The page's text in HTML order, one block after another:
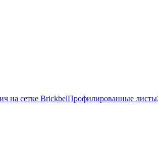
на сетке BrickbelПрофилированные листы